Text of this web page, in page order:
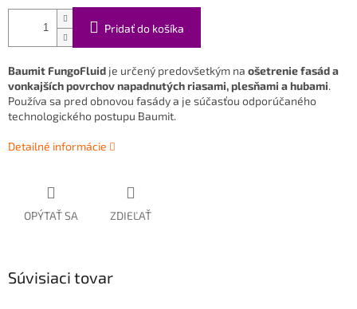
Pridať do košíka
Baumit FungoFluid je určený predovšetkým na ošetrenie fasád a
vonkajších povrchov napadnutých riasami, plesňami a hubami.
Používa sa pred obnovou fasády a je súčasťou odporúčaného
technologického postupu Baumit.
Detailné informácie
OPÝTAŤ SA ZDIEĽAŤ
Súvisiaci tovar